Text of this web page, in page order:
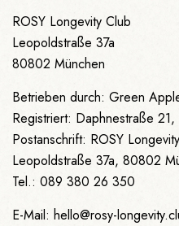
ROSY Longevity Club
Leopoldstraße 37a
80802 München
Betrieben durch: Green
Registriert: Daphnestraße
Postanschrift: ROSY
Leopoldstraße 37a, 80802
Tel.: 089 380 26 350
E-Mail: hello@rosy-